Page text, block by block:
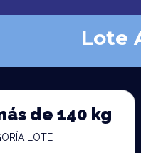
Lote
de 140 kg
LOTE